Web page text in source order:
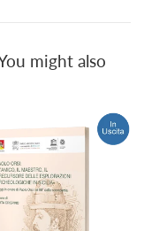
might also